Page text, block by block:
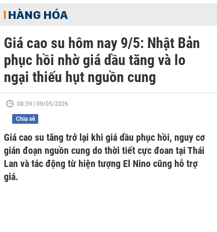
HÀNG HÓA
Giá cao su hôm nay 9/5: Nhật Bản
phục hồi nhờ giá dầu tăng và lo
ngại thiếu hụt nguồn cung
08:39 | 09/05/2026
Chia sẻ
Giá cao su tăng trở lại khi giá dầu phục hồi, nguy cơ
gián đoạn nguồn cung do thời tiết cực đoan tại Thái
Lan và tác động từ hiện tượng El Nino cũng hỗ trợ
giá.